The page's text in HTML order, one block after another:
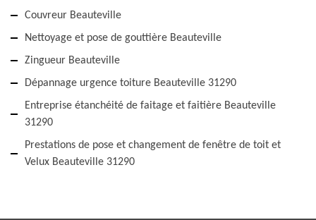
Couvreur Beauteville
Nettoyage et pose de gouttière Beauteville
Zingueur Beauteville
Dépannage urgence toiture Beauteville 31290
Entreprise étanchéité de faitage et faitière Beauteville
31290
Prestations de pose et changement de fenêtre de toit et
Velux Beauteville 31290